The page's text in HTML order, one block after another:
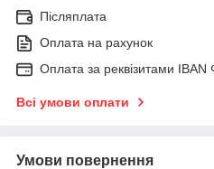
Післяплата
Оплата на рахунок
Оплата за реквізитами
Всі умови оплати
Умови повернення